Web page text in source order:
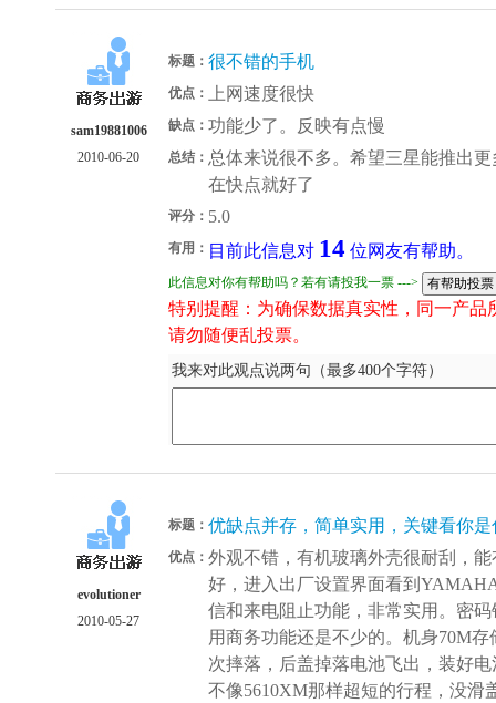
sam19881006
2010-06-20
标题： 很不错的手机
优点： 上网速度很快
缺点： 功能少了。反映有点慢
总结： 总体来说很不多。希望三星能推出
在快点就好了
评分： 5.0
有用： 目前此信息对 14 位网友有帮助。
此信息对你有帮助吗？若有请投我一票 --->
特别提醒：为确保数据真实性，同一产
请勿随便乱投票。
我来对此观点说两句（最多400个字符）
evolutioner
2010-05-27
标题： 优缺点并存，简单实用，关键看你
优点： 外观不错，有机玻璃外壳很耐刮，
好，进入出厂设置界面看到
信和来电阻止功能，非常实用。密
用商务功能还是不少的。机身70M
次摔落，后盖掉落电池飞出，装好
不像5610XM那样超短的行程，没滑